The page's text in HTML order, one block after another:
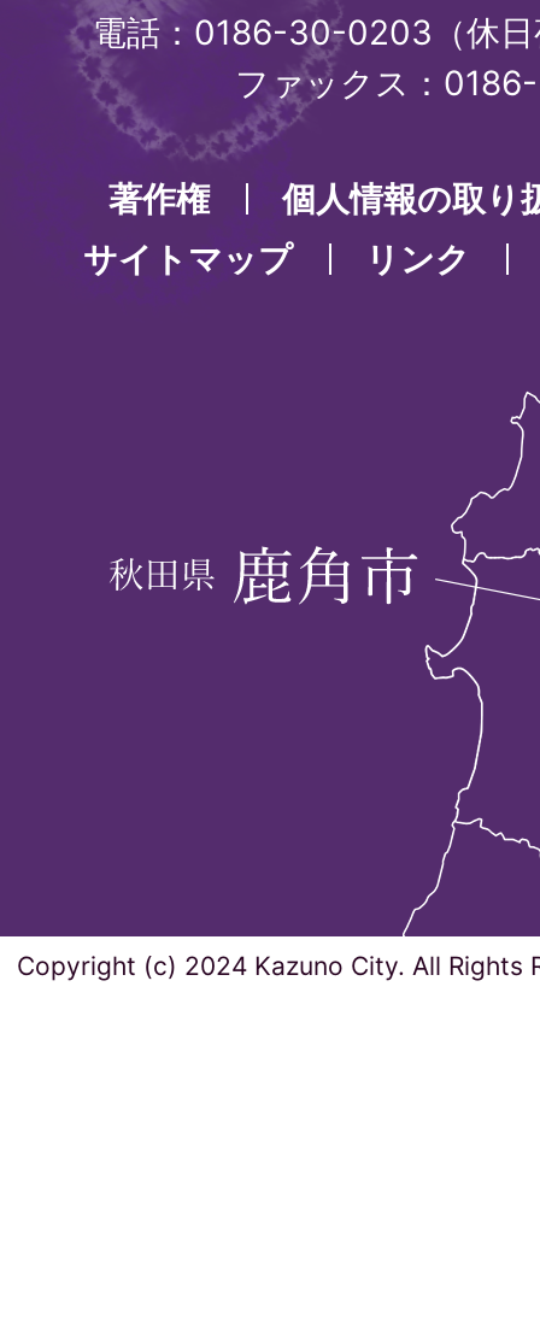
電話：0186-30-0203（休
ファックス：
著作権
個人情報の取り
サイトマップ
リンク
Copyright (c) 2024 Kazuno City. All Rights